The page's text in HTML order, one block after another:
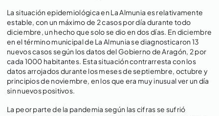
La situación epidemiológica en La Almunia es relativamente
estable, con un máximo de 2 casos por día durante todo
diciembre, un hecho que solo se dio en dos días. En diciembre
en el término municipal de La Almunia se diagnosticaron 13
nuevos casos según los datos del Gobierno de Aragón, 2 por
cada 1000 habitantes. Esta situación contrarresta con los
datos arrojados durante los meses de septiembre, octubre y
principios de noviembre, en los que era muy inusual ver un día
sin nuevos positivos.
La peor parte de la pandemia según las cifras se sufrió